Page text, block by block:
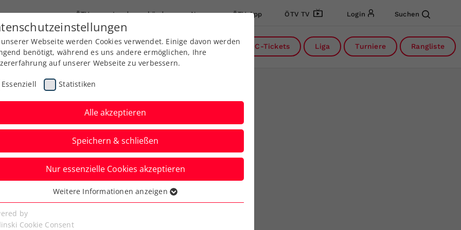
ÖTV Landesverbände News ÖTV App ÖTV TV Login Suchen
Ausbildung Services Über uns DC-Tickets Liga Turniere Rangliste
2025 am 26. und
Webseite werden Cookies verwendet. Einige davon werden
benötigt, während es uns andere ermöglichen, Ihre
auf unserer Webseite zu verbessern.
Essenziell Statistiken
Alle akzeptieren
Speichern & schließen
Nur essenzielle Cookies akzeptieren
Cookies werden für grundlegende Funktionen der
benötigt. Dadurch ist gewährleistet, dass die Webseite
Weitere Informationen anzeigen
by
Cookie Consent